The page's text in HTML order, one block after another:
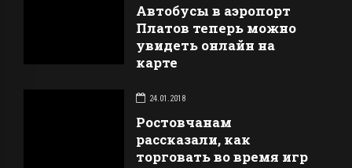
Автобусы в аэропорт
Платов теперь можно
увидеть онлайн на
карте
24.01.2018
Ростовчанам
рассказали, как
торговать во время игр